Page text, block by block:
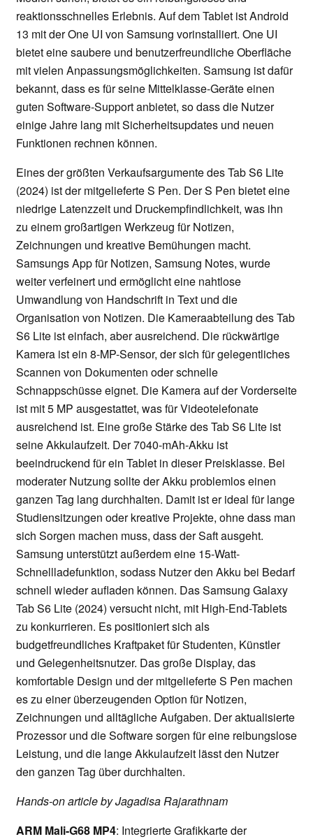
reaktionsschnelles Erlebnis. Auf dem Tablet ist Android
13 mit der One UI von Samsung vorinstalliert. One UI
bietet eine saubere und benutzerfreundliche Oberfläche
mit vielen Anpassungsmöglichkeiten. Samsung ist dafür
bekannt, dass es für seine Mittelklasse-Geräte einen
guten Software-Support anbietet, so dass die Nutzer
einige Jahre lang mit Sicherheitsupdates und neuen
Funktionen rechnen können.
Eines der größten Verkaufsargumente des Tab S6 Lite
(2024) ist der mitgelieferte S Pen. Der S Pen bietet eine
niedrige Latenzzeit und Druckempfindlichkeit, was ihn
zu einem großartigen Werkzeug für Notizen,
Zeichnungen und kreative Bemühungen macht.
Samsungs App für Notizen, Samsung Notes, wurde
weiter verfeinert und ermöglicht eine nahtlose
Umwandlung von Handschrift in Text und die
Organisation von Notizen. Die Kameraabteilung des Tab
S6 Lite ist einfach, aber ausreichend. Die rückwärtige
Kamera ist ein 8-MP-Sensor, der sich für gelegentliches
Scannen von Dokumenten oder schnelle
Schnappschüsse eignet. Die Kamera auf der Vorderseite
ist mit 5 MP ausgestattet, was für Videotelefonate
ausreichend ist. Eine große Stärke des Tab S6 Lite ist
seine Akkulaufzeit. Der 7040-mAh-Akku ist
beeindruckend für ein Tablet in dieser Preisklasse. Bei
moderater Nutzung sollte der Akku problemlos einen
ganzen Tag lang durchhalten. Damit ist er ideal für lange
Studiensitzungen oder kreative Projekte, ohne dass man
sich Sorgen machen muss, dass der Saft ausgeht.
Samsung unterstützt außerdem eine 15-Watt-
Schnellladefunktion, sodass Nutzer den Akku bei Bedarf
schnell wieder aufladen können. Das Samsung Galaxy
Tab S6 Lite (2024) versucht nicht, mit High-End-Tablets
zu konkurrieren. Es positioniert sich als
budgetfreundliches Kraftpaket für Studenten, Künstler
und Gelegenheitsnutzer. Das große Display, das
komfortable Design und der mitgelieferte S Pen machen
es zu einer überzeugenden Option für Notizen,
Zeichnungen und alltägliche Aufgaben. Der aktualisierte
Prozessor und die Software sorgen für eine reibungslose
Leistung, und die lange Akkulaufzeit lässt den Nutzer
den ganzen Tag über durchhalten.
Hands-on article by Jagadisa Rajarathnam
ARM Mali-G68 MP4: Integrierte Grafikkarte der